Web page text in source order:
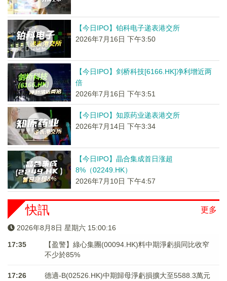
【今日IPO】铂科电子递表港交所
2026年7月16日 下午3:50
【今日IPO】剑桥科技[6166.HK]净利增近两
倍
2026年7月16日 下午3:51
【今日IPO】知原药业递表港交所
2026年7月14日 下午3:34
【今日IPO】晶合集成首日涨超
8%（02249.HK）
2026年7月10日 下午4:57
更多
快訊
2026年8月8日 星期六 15:00:17
17:35
【盈警】綠心集團(00094.HK)料中期淨虧損同比收窄
不少於85%
17:26 德適-B(02526.HK)中期歸母淨虧損擴大至5588.3萬元